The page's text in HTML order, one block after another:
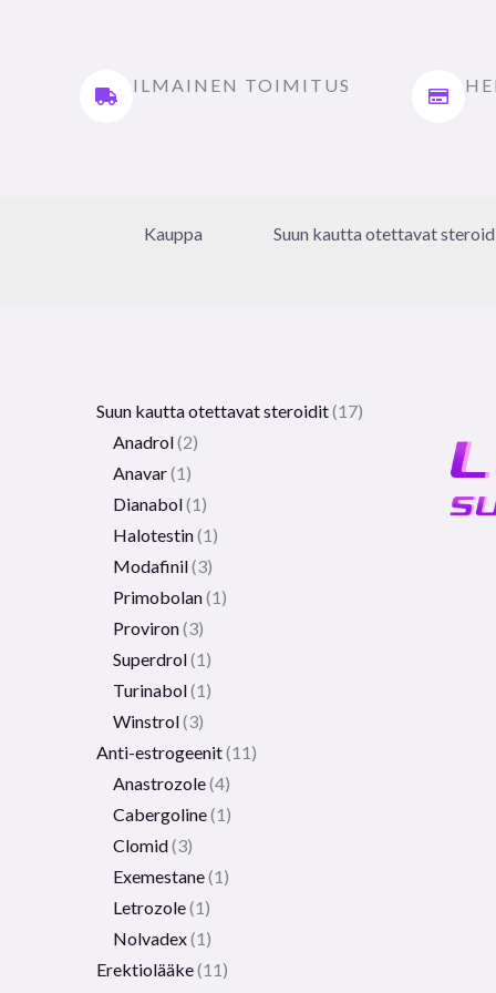
ILMAINEN TOIMITUS
Kauppa Suun kautta otettavat
Suun kautta otettavat steroidit 17
Anadrol 2
Anavar 1
Dianabol 1
Halotestin 1
Modafinil 3
Primobolan 1
Proviron 3
Superdrol 1
Turinabol 1
Winstrol 3
Anti-estrogeenit 11
Anastrozole 4
Cabergoline 1
Clomid 3
Exemestane 1
Letrozole 1
Nolvadex 1
Erektiolääke 11